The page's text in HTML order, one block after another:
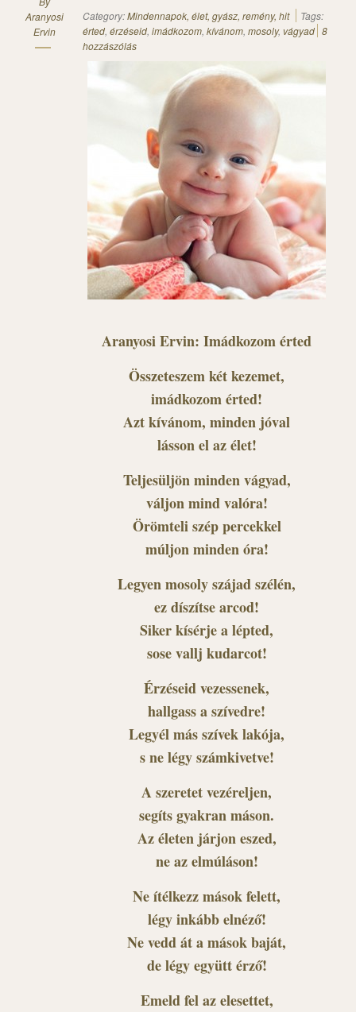
Aranyosi
Ervin
Category:Mindennapok, élet, gyász, remény, hit
Tags:
érted, érzéseid, imádkozom, kívánom, mosoly, vágyad 8
hozzászólás
Aranyosi Ervin: Imádkozom érted
Összeteszem két kezemet,
imádkozom érted!
Azt kívánom, minden jóval
lásson el az élet!
Teljesüljön minden vágyad,
váljon mind valóra!
Örömteli szép percekkel
múljon minden óra!
Legyen mosoly szájad szélén,
ez díszítse arcod!
Siker kísérje a lépted,
sose vallj kudarcot!
Érzéseid vezessenek,
hallgass a szívedre!
Legyél más szívek lakója,
s ne légy számkivetve!
A szeretet vezéreljen,
segíts gyakran máson.
Az életen járjon eszed,
ne az elmúláson!
Ne ítélkezz mások felett,
légy inkább elnéző!
Ne vedd át a mások baját,
de légy együtt érző!
Emeld fel az elesettet,